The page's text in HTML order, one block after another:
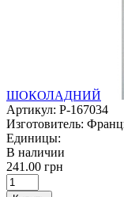
ШОКОЛАДНИЙ
Артикул: P-167034
Изготовитель:
Единицы:
В наличии
241.00 грн